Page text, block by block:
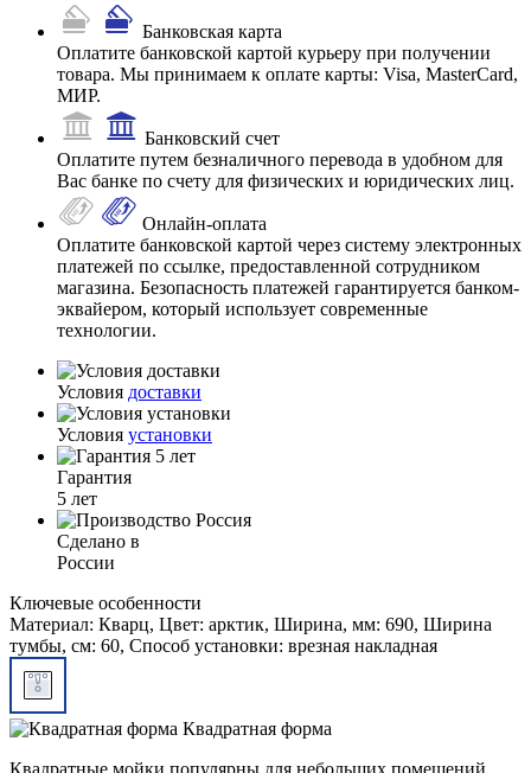
Банковская карта
Оплатите банковской картой курьеру при получении
товара. Мы принимаем к оплате карты: Visa, MasterCard,
МИР.
Банковский счет
Оплатите путем безналичного перевода в удобном для
Вас банке по счету для физических и юридических лиц.
Онлайн-оплата
Оплатите банковской картой через систему электронных
платежей по ссылке, предоставленной сотрудником
магазина. Безопасность платежей гарантируется банком-
эквайером, который использует современные
технологии.
Условия доставки
Условия установки
Гарантия
5 лет
Сделано в
России
Ключевые особенности
Материал: Кварц, Цвет: арктик, Ширина, мм: 690, Ширина
тумбы, см: 60, Способ установки: врезная накладная
Квадратная форма
Квадратные мойки популярны для небольших помещений.